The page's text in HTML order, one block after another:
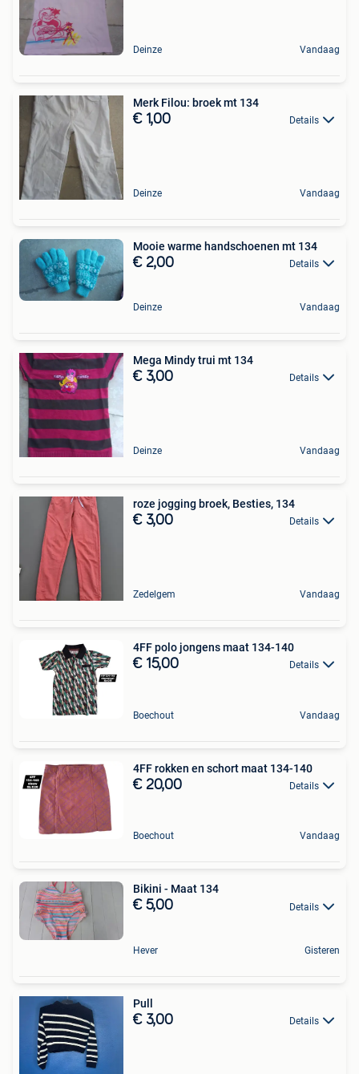
Deinze Vandaag
Merk Filou: broek mt 134
€ 1,00 Details
Deinze Vandaag
Mooie warme handschoenen mt 134
€ 2,00 Details
Deinze Vandaag
Mega Mindy trui mt 134
€ 3,00 Details
Deinze Vandaag
roze jogging broek, Besties, 134
€ 3,00 Details
Zedelgem Vandaag
4FF polo jongens maat 134-140
€ 15,00 Details
Boechout Vandaag
4FF rokken en schort maat 134-140
€ 20,00 Details
Boechout Vandaag
Bikini - Maat 134
€ 5,00 Details
Hever Gisteren
Pull
€ 3,00 Details